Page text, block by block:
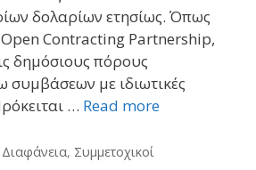
δολαρίων ετησίως. Όπως
Open Contracting Partnership,
δημόσιους πόρους
συμβάσεων με ιδιωτικές
… Read more
Διαφάνεια, Συμμετοχικοί